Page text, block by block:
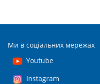
Ми в соціальних мережах
Youtube
Instagram